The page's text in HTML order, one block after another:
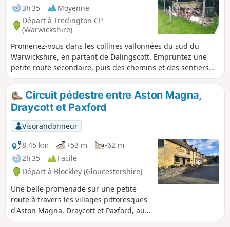
3h 35
Moyenne
Départ à Tredington CP
(Warwickshire)
Promenez-vous dans les collines vallonnées du sud du
Warwickshire, en partant de Dalingscott. Empruntez une
petite route secondaire, puis des chemins et des sentiers
pour rejoindre Compton Scorpion Manor. Continuez sur des
chemins de campagne depuis le point culminant jusqu'à
Stretton on Fosse. Ce village situé près de la voie romaine
Fosse Way a une histoire intéressante. Revenez à
Darlingscott par des chemins de campagne et des routes
secondaires. La promenade peut commencer près du
repère 7, au pub The Plough, où l'on mange bien.
Circuit pédestre entre Aston Magna,
Draycott et Paxford
Visorandonneur
8,45 km
+53 m
-62 m
2h 35
Facile
Départ à Blockley (Gloucestershire)
Une belle promenade sur une petite
route à travers les villages pittoresques
d'Aston Magna, Draycott et Paxford, au
nord des Cotswolds, dans le